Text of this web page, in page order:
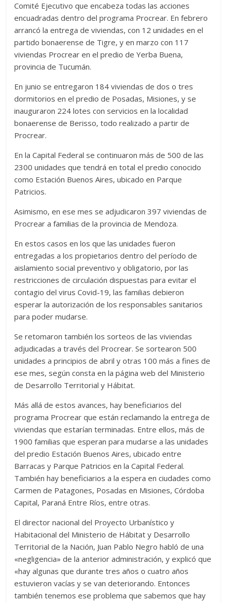
Comité Ejecutivo que encabeza todas las acciones
encuadradas dentro del programa Procrear. En febrero
arrancó la entrega de viviendas, con 12 unidades en el
partido bonaerense de Tigre, y en marzo con 117
viviendas Procrear en el predio de Yerba Buena,
provincia de Tucumán.
En junio se entregaron 184 viviendas de dos o tres
dormitorios en el predio de Posadas, Misiones, y se
inauguraron 224 lotes con servicios en la localidad
bonaerense de Berisso, todo realizado a partir de
Procrear.
En la Capital Federal se continuaron más de 500 de las
2300 unidades que tendrá en total el predio conocido
como Estación Buenos Aires, ubicado en Parque
Patricios.
Asimismo, en ese mes se adjudicaron 397 viviendas de
Procrear a familias de la provincia de Mendoza.
En estos casos en los que las unidades fueron
entregadas a los propietarios dentro del período de
aislamiento social preventivo y obligatorio, por las
restricciones de circulación dispuestas para evitar el
contagio del virus Covid-19, las familias debieron
esperar la autorización de los responsables sanitarios
para poder mudarse.
Se retomaron también los sorteos de las viviendas
adjudicadas a través del Procrear. Se sortearon 500
unidades a principios de abril y otras 100 más a fines de
ese mes, según consta en la página web del Ministerio
de Desarrollo Territorial y Hábitat.
Más allá de estos avances, hay beneficiarios del
programa Procrear que están reclamando la entrega de
viviendas que estarían terminadas. Entre ellos, más de
1900 familias que esperan para mudarse a las unidades
del predio Estación Buenos Aires, ubicado entre
Barracas y Parque Patricios en la Capital Federal.
También hay beneficiarios a la espera en ciudades como
Carmen de Patagones, Posadas en Misiones, Córdoba
Capital, Paraná Entre Ríos, entre otras.
El director nacional del Proyecto Urbanístico y
Habitacional del Ministerio de Hábitat y Desarrollo
Territorial de la Nación, Juan Pablo Negro habló de una
«negligencia» de la anterior administración, y explicó que
«hay algunas que durante tres años o cuatro años
estuvieron vacías y se van deteriorando. Entonces
también tenemos ese problema que sabemos que hay